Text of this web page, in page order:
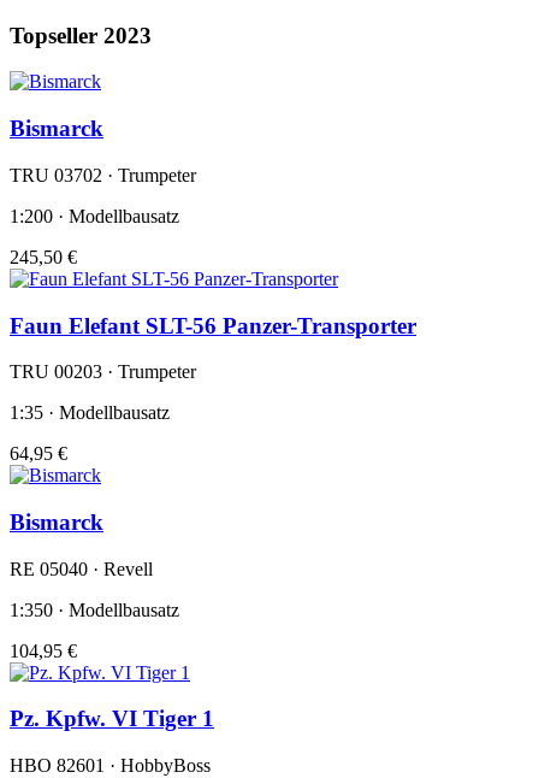
Topseller 2023
Bismarck
TRU 03702 · Trumpeter
1:200 · Modellbausatz
245,50 €
Faun Elefant SLT-56 Panzer-Transporter
TRU 00203 · Trumpeter
1:35 · Modellbausatz
64,95 €
Bismarck
RE 05040 · Revell
1:350 · Modellbausatz
104,95 €
Pz. Kpfw. VI Tiger 1
HBO 82601 · HobbyBoss